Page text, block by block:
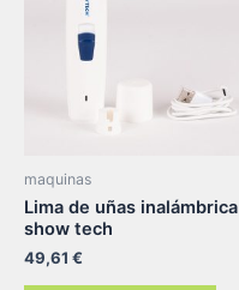
maquinas
Lima de uñas inalámbrica
show tech
49,61 €